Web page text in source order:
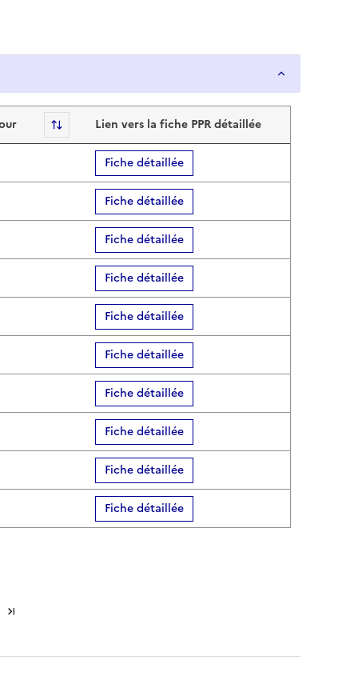
Lien vers la fiche PPR détaillée
Fiche détaillée
Fiche détaillée
Fiche détaillée
Fiche détaillée
Fiche détaillée
Fiche détaillée
Fiche détaillée
Fiche détaillée
Fiche détaillée
Fiche détaillée